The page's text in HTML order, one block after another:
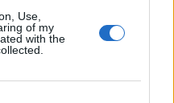
Use,
of my
with the
och “Vishnu Red
Zed vill få bort.
1993 och säger sig
har ännu inte